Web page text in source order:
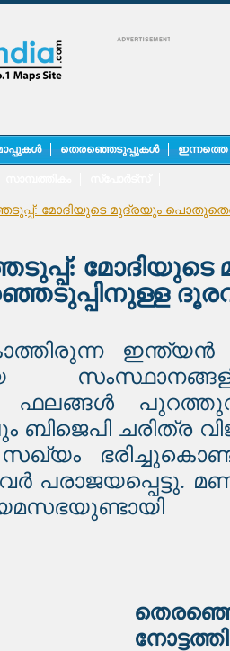
തെരഞ്ഞെടുപ്പുകൾ
മോദിയുടെ മുദ്രയും
ഇന്ത്യൻ
ഫലങ്ങൾ
ബിജെപി ചരിത്ര
പരാജയപ്പെട്ടു.